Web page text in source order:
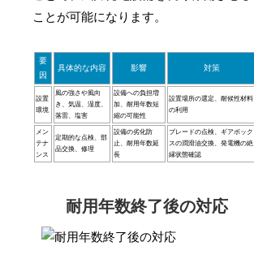
ことが可能になります。
要
因
具体的な内容 影響 対策
設置
環境
風の強さや風向
き、気温、湿度、
落雷、塩害
設備への負担増
加、耐用年数短
縮の可能性
設置場所の選定、耐候性材料
の利用
メン
テナ
ンス
定期的な点検、部
品交換、修理
設備の劣化防
止、耐用年数延
長
ブレードの点検、ギアボック
スの潤滑油交換、発電機の絶
縁状態確認
耐用年数終了後の対応